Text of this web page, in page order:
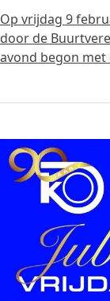
Op vrijdag 9
door de
avond begon met